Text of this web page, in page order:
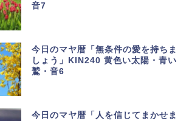
音7
今日のマヤ暦「無条件の愛を持ちま
しょう」KIN240 黄色い太陽・青い
鷲・音6
今日のマヤ暦「人を信じてまかせま